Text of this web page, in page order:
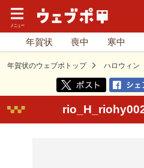
年賀状 喪中 寒中
年賀状のウェブポトップ ハロウィン